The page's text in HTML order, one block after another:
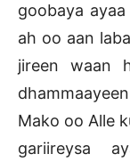
goobaya
ah oo aan
jireen waan
Mako oo Alle
gariireysa